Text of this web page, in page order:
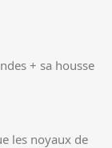
+ sa housse
les noyaux de